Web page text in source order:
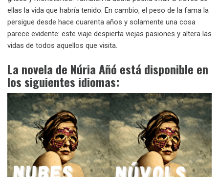
ellas la vida que habría tenido. En cambio, el peso de la fama la
persigue desde hace cuarenta años y solamente una cosa
parece evidente: este viaje despierta viejas pasiones y altera las
vidas de todos aquellos que visita.
La novela de Núria Añó está disponible en
los siguientes idiomas: